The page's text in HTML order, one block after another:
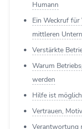
Humann
Ein Weckruf
mittleren
Verstärkte
Warum
werden
Hilfe ist
Vertrauen,
Verantwortung